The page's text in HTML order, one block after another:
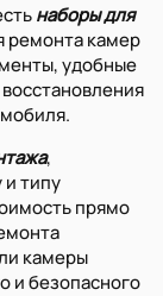
наборы для
ремонта камер
удобные
,
и типу
прямо
камеры
и безопасного